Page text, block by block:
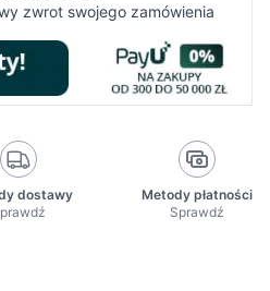
zwrot swojego zamówienia
dostawy
Metody płatności
Sprawdź